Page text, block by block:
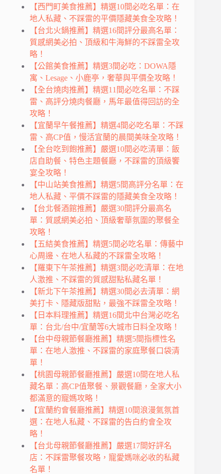
【西門町美食推薦】精選10間必吃名單：在
地人私藏、不踩雷的平價隱藏美食全攻略！
【台北火鍋推薦】精選16間評分最高名單：
質感網美必拍、頂級和牛海鮮的不踩雷全攻
略！
【公館美食推薦】精選3間必吃：DOWA隱
寓、Lesage、小鹿亭，奢華與平價全攻略！
【全台燒肉推薦】精選11間必吃名單：不踩
雷、高評分燒肉餐廳，馬年最值得回訪的全
攻略！
【宜蘭早午餐推薦】精選4間必吃名單：不踩
雷、高CP值，慢活宜蘭的晨間美味全攻略！
【全台吃到飽推薦】嚴選10間必吃清單：飯
店自助餐、特色主題餐廳，不踩雷的頂級饗
宴全攻略！
【中山站美食推薦】精選5間高評分名單：在
地人私藏、平價不踩雷的隱藏美食全攻略！
【台北餐酒館推薦】嚴選30間評分最高名
單：質感網美必拍、頂級奢華氛圍的聚餐全
攻略！
【五結美食推薦】精選5間必吃名單：傳藝中
心周邊、在地人私藏的不踩雷全攻略！
【羅東下午茶推薦】精選3間必吃清單：在地
人激推、不踩雷的質感甜點私藏名單！
【新北下午茶推薦】精選30間必去清單：網
美打卡、隱藏版甜點，最強不踩雷全攻略！
【日本料理推薦】精選16間北中台灣必吃名
單：台北/台中/宜蘭等6大城市日料全攻略！
【台中母親節餐廳推薦】精選5間指標性名
單：在地人激推、不踩雷的家庭聚餐口袋清
單！
【桃園母親節餐廳推薦】嚴選10間在地人私
藏名單：高CP值聚餐、景觀餐廳，全家大小
都滿意的寵媽攻略！
【宜蘭約會餐廳推薦】精選10間浪漫氣氛首
選：在地人私藏、不踩雷的告白約會全攻
略！
【台北母親節餐廳推薦】嚴選17間好評名
店：不踩雷聚餐攻略，寵愛媽咪必收的私藏
名單！